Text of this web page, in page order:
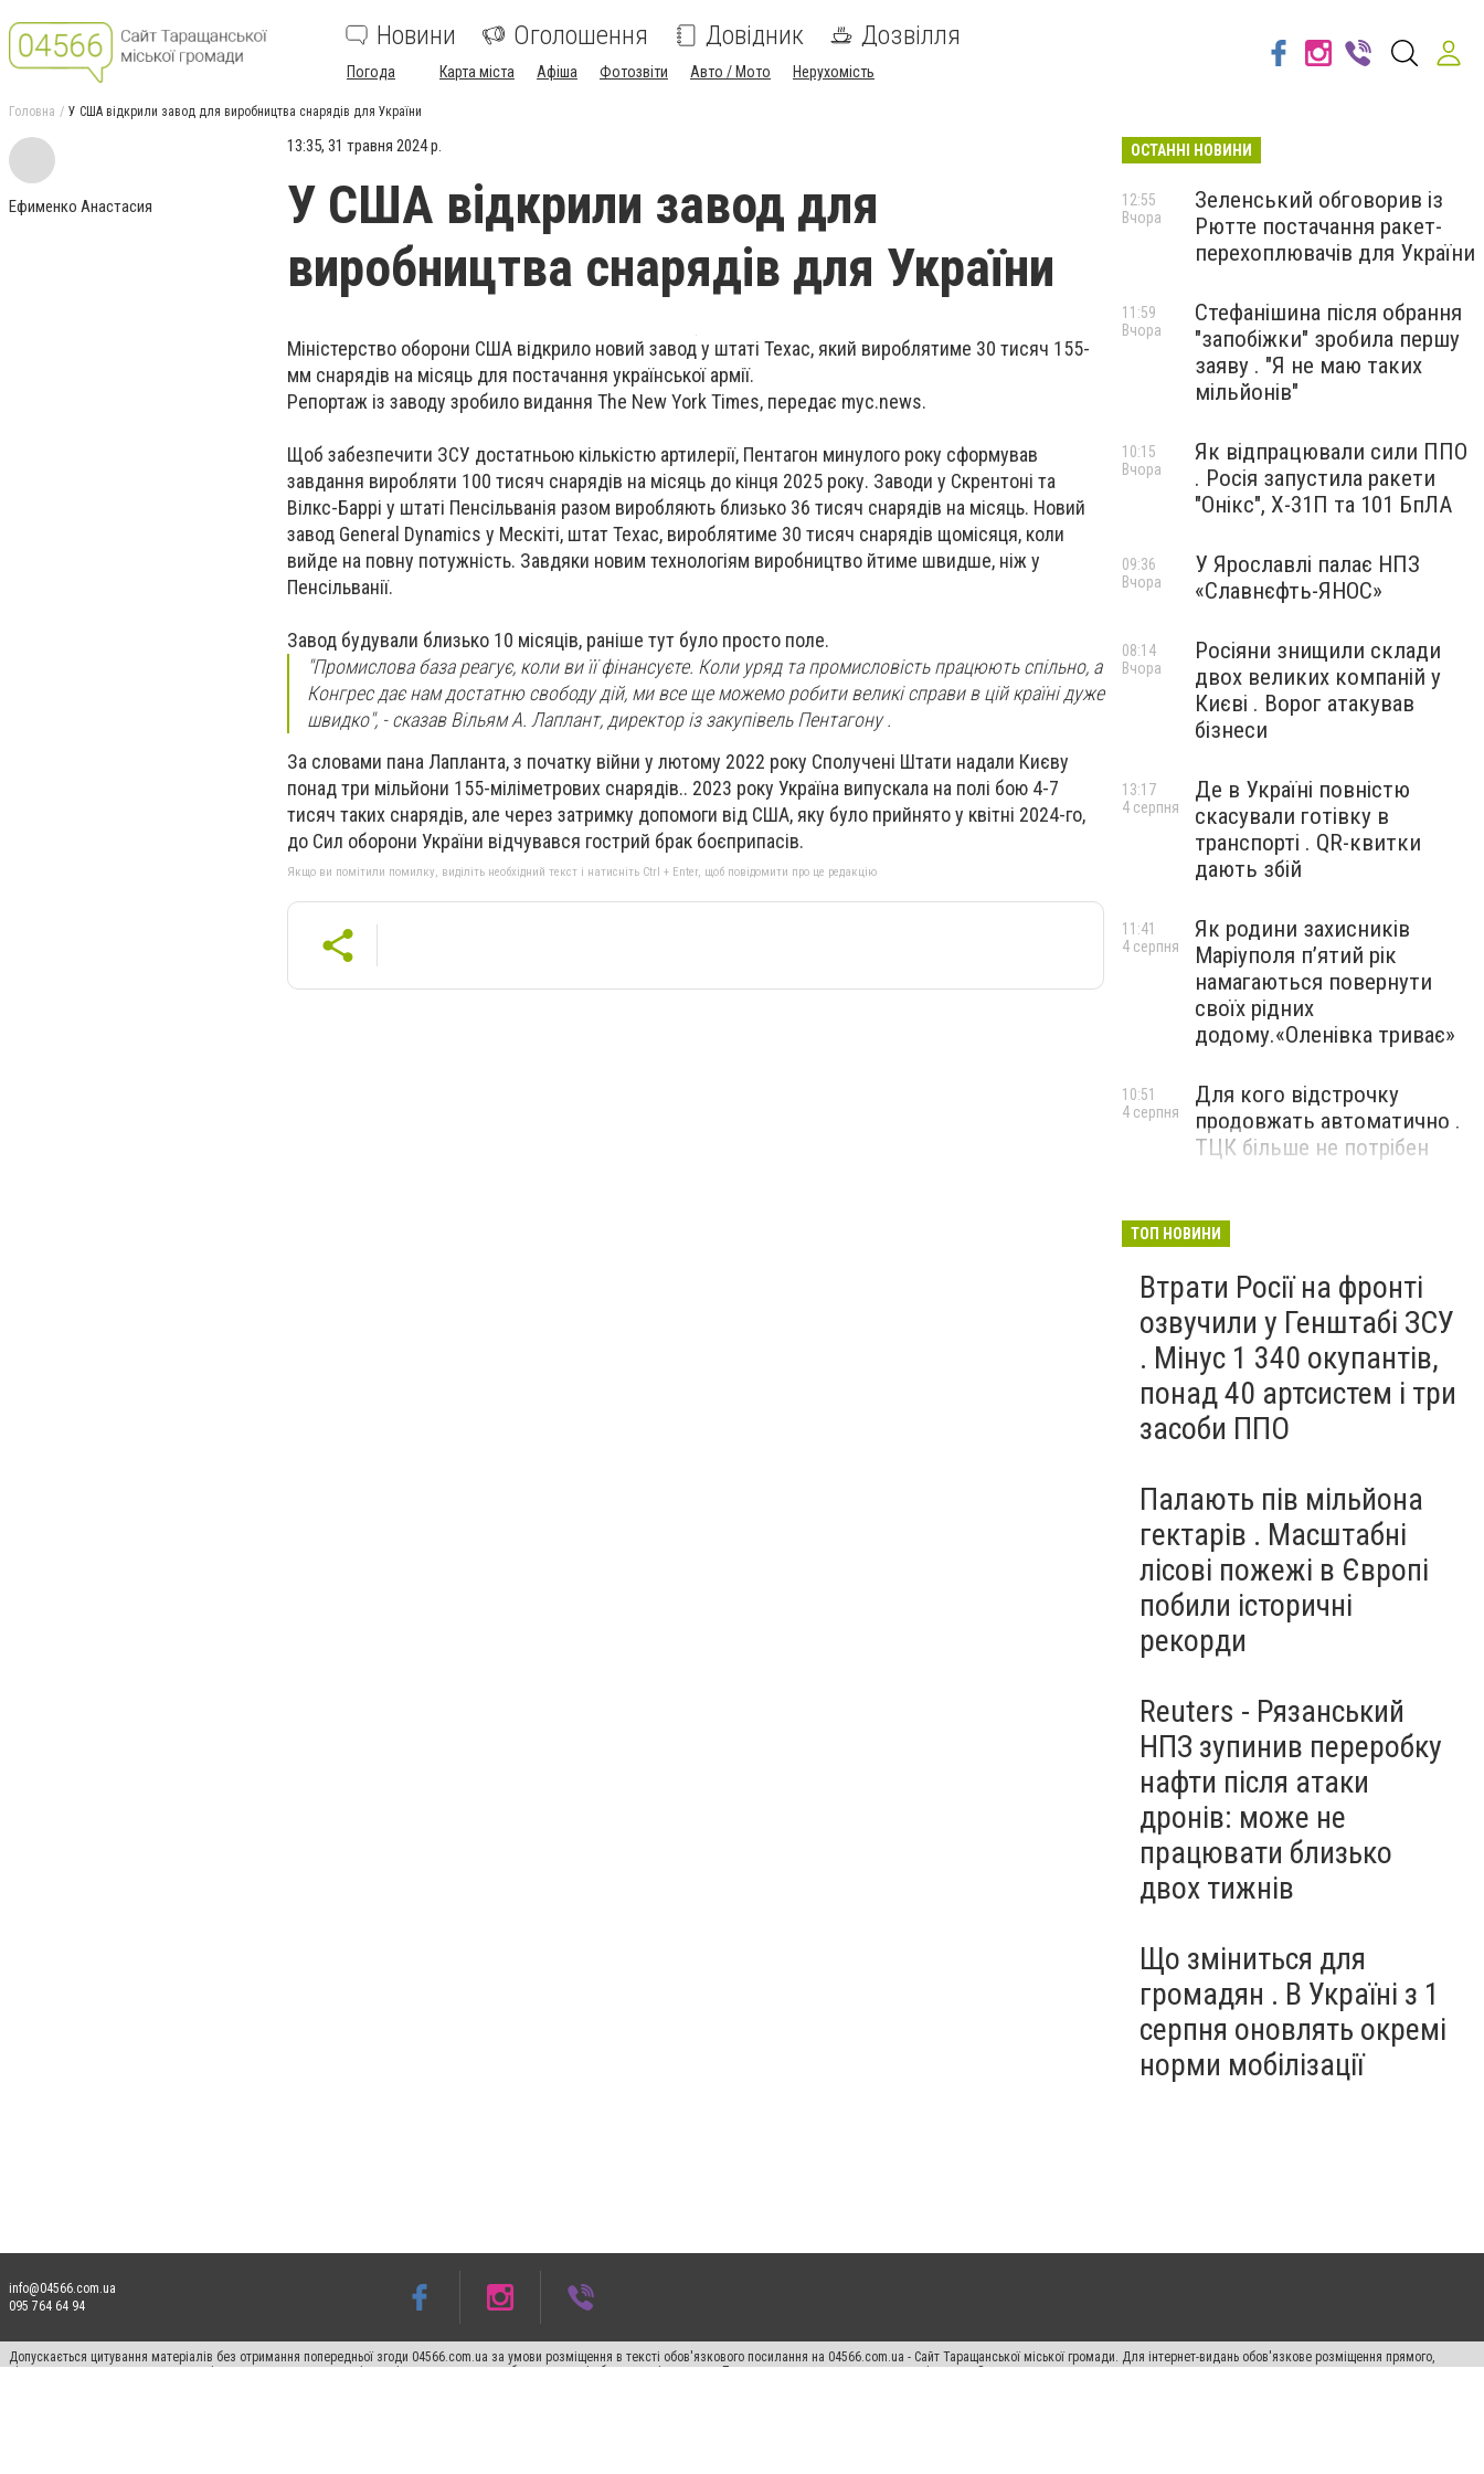
Новини Оголошення Довідник Дозвілля
Погода Карта міста Афіша Фотозвіти Авто / Мото Нерухомість
Головна У США відкрили завод для виробництва снарядів для України
Ефименко Анастасия
13:35, 31 травня 2024 р.
У США відкрили завод для
виробництва снарядів для України
Міністерство оборони США відкрило новий завод у штаті Техас, який вироблятиме 30 тисяч 155-
мм снарядів на місяць для постачання української армії.
Репортаж із заводу зробило видання The New York Times, передає myc.news.
Щоб забезпечити ЗСУ достатньою кількістю артилерії, Пентагон минулого року сформував
завдання виробляти 100 тисяч снарядів на місяць до кінця 2025 року. Заводи у Скрентоні та
Вілкс-Баррі у штаті Пенсільванія разом виробляють близько 36 тисяч снарядів на місяць. Новий
завод General Dynamics у Мескіті, штат Техас, вироблятиме 30 тисяч снарядів щомісяця, коли
вийде на повну потужність. Завдяки новим технологіям виробництво йтиме швидше, ніж у
Пенсільванії.
Завод будували близько 10 місяців, раніше тут було просто поле.
"Промислова база реагує, коли ви її фінансуєте. Коли уряд та промисловість працюють спільно, а
Конгрес дає нам достатню свободу дій, ми все ще можемо робити великі справи в цій країні дуже
швидко", - сказав Вільям А. Лаплант, директор із закупівель Пентагону .
За словами пана Лапланта, з початку війни у лютому 2022 року Сполучені Штати надали Києву
понад три мільйони 155-міліметрових снарядів.. 2023 року Україна випускала на полі бою 4-7
тисяч таких снарядів, але через затримку допомоги від США, яку було прийнято у квітні 2024-го,
до Сил оборони України відчувався гострий брак боєприпасів.
Якщо ви помітили помилку, виділіть необхідний текст і натисніть Ctrl + Enter, щоб повідомити про це редакцію
ОСТАННІ НОВИНИ
Зеленський обговорив із
Рютте постачання ракет-
перехоплювачів для України
12:55
Вчора
Стефанішина після обрання
"запобіжки" зробила першу
заяву . "Я не маю таких
мільйонів"
11:59
Вчора
Як відпрацювали сили ППО
. Росія запустила ракети
"Онікс", Х-31П та 101 БпЛА
10:15
Вчора
У Ярославлі палає НПЗ
«Славнєфть-ЯНОС»
09:36
Вчора
Росіяни знищили склади
двох великих компаній у
Києві . Ворог атакував
бізнеси
08:14
Вчора
Де в Україні повністю
скасували готівку в
транспорті . QR-квитки
дають збій
13:17
4 серпня
Як родини захисників
Маріуполя пʼятий рік
намагаються повернути
своїх рідних
додому.«Оленівка триває»
11:41
4 серпня
Для кого відстрочку
продовжать автоматично .
ТЦК більше не потрібен
10:51
4 серпня
ТОП НОВИНИ
Втрати Росії на фронті
озвучили у Генштабі ЗСУ
. Мінус 1 340 окупантів,
понад 40 артсистем і три
засоби ППО
Палають пів мільйона
гектарів . Масштабні
лісові пожежі в Європі
побили історичні
рекорди
Reuters - Рязанський
НПЗ зупинив переробку
нафти після атаки
дронів: може не
працювати близько
двох тижнів
Що зміниться для
громадян . В Україні з 1
серпня оновлять окремі
норми мобілізації
info@04566.com.ua
095 764 64 94
Допускається цитування матеріалів без отримання попередньої згоди 04566.com.ua за умови розміщення в тексті обов'язкового посилання на 04566.com.ua - Cайт Таращанської міської громади. Для інтернет-видань обов'язкове розміщення прямого,
відкритого для пошукових систем гіперпосилання на цитовані статті не нижче другого абзацу в тексті або в якості джерела. Порушення виняткових прав переслідується Законом.